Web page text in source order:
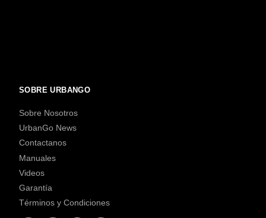
SOBRE URBANGO
Sobre Nosotros
UrbanGo News
Contactanos
Manuales
Videos
Garantía
Términos y Condiciones